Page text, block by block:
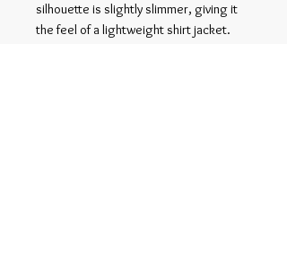
silhouette is slightly slimmer, giving it
the feel of a lightweight shirt jacket.